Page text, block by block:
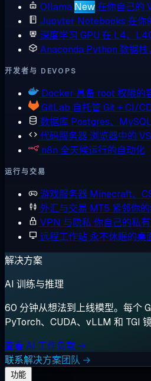
Ollama New在你自己的
Jupyter Notebooks 在你
深度学习 GPU 在 L4、
Anaconda Python 数据栈
开发者与 DEVOPS
Docker 具备 root 权限的
GitLab 自托管 Git + CI/
数据库 Postgres、
代码服务器 浏览器中的
n8n 全天候运行的自动化
运行与交易
游戏服务器 Minecraft、
外汇与交易 MT5 紧邻你
VPN 与隐私 你自己的私
远程工作站 永不休眠的桌
解决方案
AI 训练与推理
60 分钟从想法到上线模型。每个
PyTorch、CUDA、vLLM 和 TGI 镜
查看 AI 工作负载 →
联系解决方案团队 →